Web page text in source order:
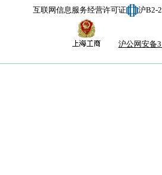
互联网信息服务经营许可证 沪B2-
沪公网安备